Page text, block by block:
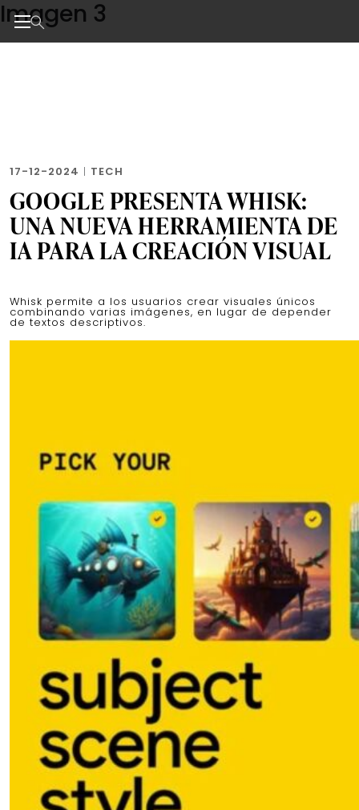
Skip
to
the
Imagen 3
17-12-2024 | TECH
GOOGLE PRESENTA WHISK:
UNA NUEVA HERRAMIENTA DE
IA PARA LA CREACIÓN VISUAL
Whisk permite a los usuarios crear visuales únicos
combinando varias imágenes, en lugar de depender
de textos descriptivos.